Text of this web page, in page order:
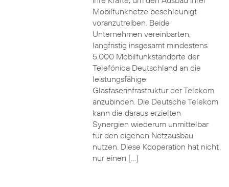
Mobilfunknetze beschleunigt
voranzutreiben. Beide
Unternehmen vereinbarten,
langfristig insgesamt mindestens
5.000 Mobilfunkstandorte der
Telefónica Deutschland an die
leistungsfähige
Glasfaserinfrastruktur der Telekom
anzubinden. Die Deutsche Telekom
kann die daraus erzielten
Synergien wiederum unmittelbar
für den eigenen Netzausbau
nutzen. Diese Kooperation hat nicht
nur einen […]